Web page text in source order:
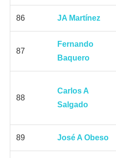
86 JA Martínez
87
Fernando
Baquero
88
Carlos A
Salgado
89 José A Obeso